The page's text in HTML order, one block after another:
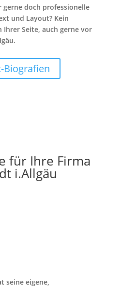
doch professionelle
und Layout? Kein
Ihrer Seite, auch gerne vor
Biografien
für Ihre Firma
i.Allgäu
seine eigene,